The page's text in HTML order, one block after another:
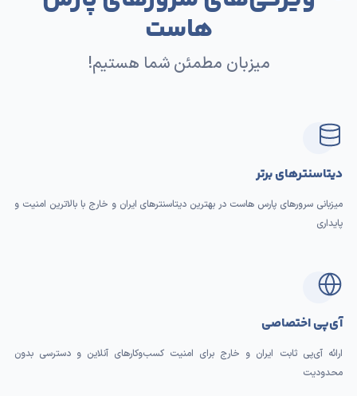
هاست
میزبان مطمئن شما هستیم!
دیتاسنترهای برتر
میزبانی سرورهای پارس هاست در بهترین دیتاسنترهای ایران و خارج با بالاترین امنیت و
پایداری
آی‌پی اختصاصی
ارائه آی‌پی ثابت ایران و خارج برای امنیت کسب‌وکارهای آنلاین و دسترسی بدون
محدودیت